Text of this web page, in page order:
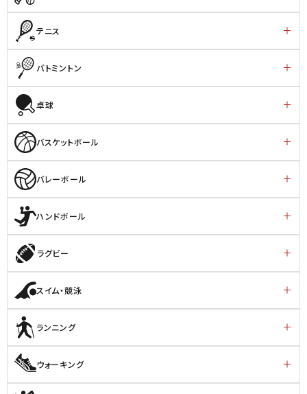
テニス
バトミントン
卓球
バスケットボール
バレーボール
ハンドボール
ラグビー
スイム・競泳
ランニング
ウォーキング